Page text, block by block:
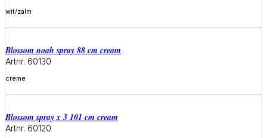
wit/zalm
blossom noah spray 88 cm cream
Artnr. 60130
creme
blossom spray x 3 101 cm cream
Artnr. 60120